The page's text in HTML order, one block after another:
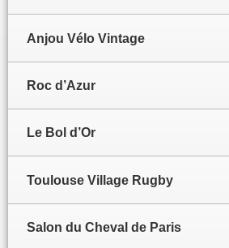
Anjou Vélo Vintage
Roc d’Azur
Le Bol d’Or
Toulouse Village Rugby
Salon du Cheval de Paris